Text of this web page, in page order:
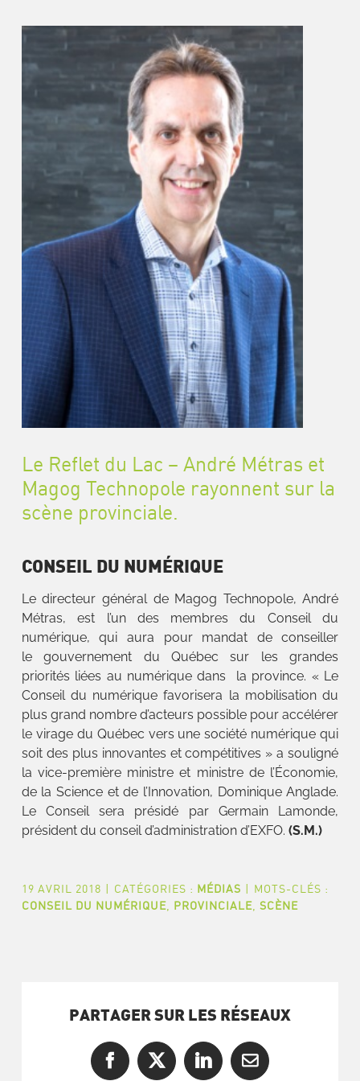
Le Reflet du Lac – André Métras et
Magog Technopole rayonnent sur la
scène provinciale.
CONSEIL DU NUMÉRIQUE
Le directeur général de Magog Technopole, André
Métras, est l’un des membres du Conseil du
numérique, qui aura pour mandat de conseiller
le gouvernement du Québec sur les grandes
priorités liées au numérique dans la province. « Le
Conseil du numérique favorisera la mobilisation du
plus grand nombre d’acteurs possible pour accélérer
le virage du Québec vers une société numérique qui
soit des plus innovantes et compétitives » a souligné
la vice-première ministre et ministre de l’Économie,
de la Science et de l’Innovation, Dominique Anglade.
Le Conseil sera présidé par Germain Lamonde,
président du conseil d’administration d’EXFO. (S.M.)
19 AVRIL 2018 | CATÉGORIES : MÉDIAS | MOTS-CLÉS :
CONSEIL DU NUMÉRIQUE, PROVINCIALE, SCÈNE
PARTAGER SUR LES RÉSEAUX
Facebook
X LinkedInCourriel